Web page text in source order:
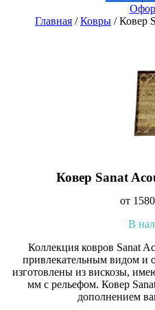
Главная /Ковры / Ковер
Ковер Sanat
от
В
Коллекция ковров Sanat
привлекательным видом и
изготовлены из вискозы,
мм с рельефом. Ковер
дополнением